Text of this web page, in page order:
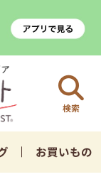
検索
お買いもの